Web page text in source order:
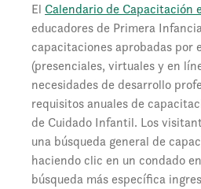
El Calendario de Capacitación
educadores de Primera
capacitaciones aprobadas por
(presenciales, virtuales y en
necesidades de desarrollo
requisitos anuales de
de Cuidado Infantil. Los
una búsqueda general de
haciendo clic en un condado
búsqueda más específica